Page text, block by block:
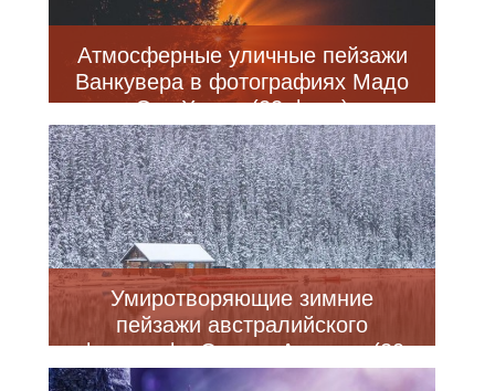
Атмосферные уличные пейзажи
Ванкувера в фотографиях Мадо
Эль Хоули (22 фото)
Умиротворяющие зимние
пейзажи австралийского
фотографа Стэнли Арианто (20
фото)